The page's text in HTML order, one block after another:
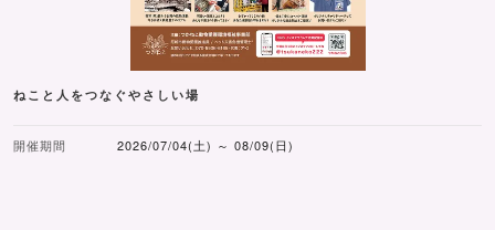
ねこと人をつなぐやさしい場
開催期間 2026/07/04(土) ～ 08/09(日)